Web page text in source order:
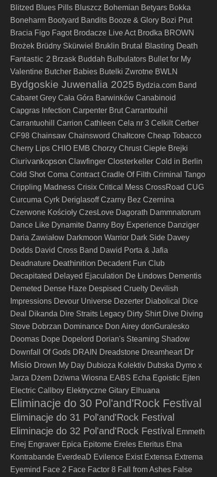
Blitzed Blues Pills Bluszcz Bohemian Betyars Bokka
Boneharm Bootyard Bandits Booze & Glory Bozi Prut
Bracia Figo Fagot Brodacze Live Act Brodka BROWN
Brożek Brüdny Skürwiel Bruklin Brutal Blasting Death
Fantastic 2 Brzask Buddah Bulbulators Bullet for My
Valentine Butcher Babies Butelki Zwrotne BWLN
Bydgoskie Juwenalia 2025 Bydzia.com Band
Cabaret Grey Cała Góra Barwinków Canabinoid
Capgras Infection Carpenter Brut Carrantouhil
Carrantuohill
Carrion Cathleen Cela nr 3 Celkilt Cerber
CF98 Chainsaw Chainsword Chałtcore Cheap Tobacco
Cherry Lips CHIO EMB Chorzy Chrust Ciepłe Brejki
Ciurivankopson Clawfinger Closterkeller Cold in Berlin
Cold Shot Coma Contract Cradle Of Filth Criminal Tango
Crippling Madness Crisix Critical Mess CrossRoad CUG
Curcuma Cyrk Deriglasoff Czarny Bez Czernina
Czerwone Kościoły CzesLove Dagorath Dammnatorum
Dance Like Dynamite Danny Boy Experience Danziger
Daria Zawiałow Darkmoon Warrior Dark Side Davey
Dodds David Cross Band Dawid Porta & Jafia
Deadnature Deathinition Decadent Fun Club
Decapitated Delayed Ejaculation De Łindows Dementis
Demeted Dense Haze Despised Cruelty Devilish
Impressions Devour Universe Dezerter Diabolical
Dice
Deal
Dikanda Dire Straits Legacy Dirty Shirt Dive Diving
Stove Dobrzan Dominance Don Airey donGuralesko
Doomas Dope Dopelord Dorian's Steaming Shadow
Downfall Of Gods DRAIN Dreadstone Dreamheart Dr
Misio Drown My Day Dubioza Kolektiv Dubska Dymo x
Jarza Dżem Dziwna Wiosna EABS Echa Egoistic Ejten
Electric Callboy Elektryczne Gitary Elhuana
Eliminacje do 30 Pol'and'Rock Festival
Eliminacje do 31 Pol'and'Rock Festival
Eliminacje do 32 Pol'and'Rock Festival Emmeth
Enej Engraver Epica Epitome Ereles Eteritus Etna
Kontrabande EverdeaD Evilence Exist Extensa Extrema
Eyemind Face 2 Face Factor 8 Fall from Ashes False